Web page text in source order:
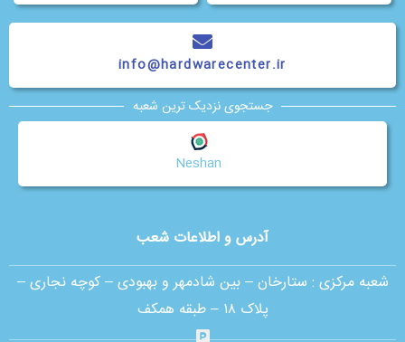
آدرس و اطلاعات شعب
شعبه مرکزی : ستارخان – بین شادمهر و بهبودی – کوچه نجاری –
پلاک ۱۸ – طبقه همکف
info@hardwarecenter.ir
جستجوی نزدیک ترین شعبه
Neshan